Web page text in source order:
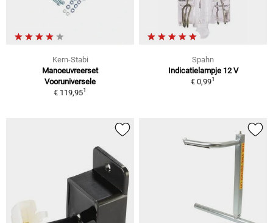
Kern-Stabi
Manoeuvreerset
Vooruniversele
€ 119,951
Spahn
Indicatielampje 12 V
€ 0,991